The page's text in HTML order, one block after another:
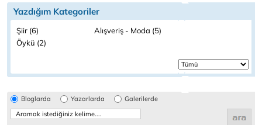
Yazdığım Kategoriler
Şiir (6)
Alışveriş - Moda (5)
Öykü (2)
Bloglarda Yazarlarda Galerilerde